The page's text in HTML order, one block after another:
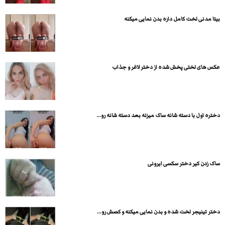
بیتا مدنی لخت کامل داره بدن نمایی میکنه
عکس های لختی پخش شده از دختر لاغر و جذاب
دختره اول با دسته شانه ساک میزنه بعد دسته شانه رو...
ساک زدن کیر دختر سکسی ایرونی
دختر تینیجر لخت شده و بدن نمایی میکنه و کصش رو...